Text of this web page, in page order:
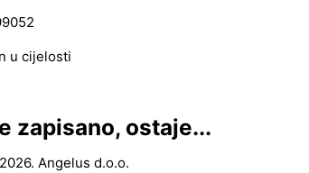
u cijelosti
zapisano, ostaje...
Angelus d.o.o.